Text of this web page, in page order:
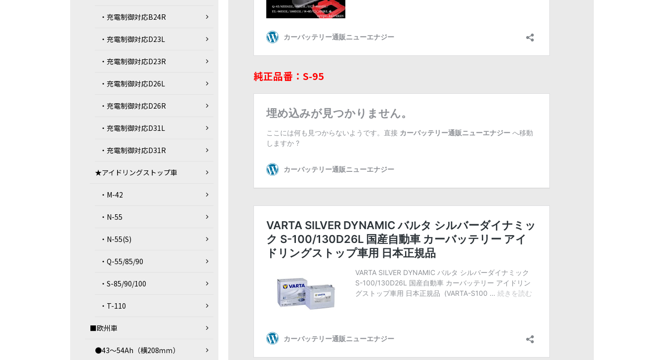
純正品番：S-95
・充電制御対応B24R
・充電制御対応D23L
・充電制御対応D23R
・充電制御対応D26L
・充電制御対応D26R
・充電制御対応D31L
・充電制御対応D31R
★アイドリングストップ車
・M-42
・N-55
・N-55(S)
・Q-55/85/90
・S-85/90/100
・T-110
■欧州車
●43～54Ah（横208ｍｍ）